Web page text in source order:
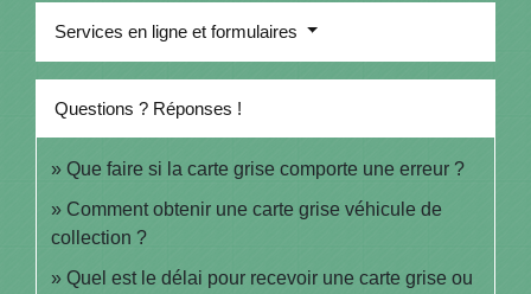
Services en ligne et formulaires
Questions ? Réponses !
Que faire si la carte grise comporte une erreur ?
Comment obtenir une carte grise véhicule de
collection ?
Quel est le délai pour recevoir une carte grise ou